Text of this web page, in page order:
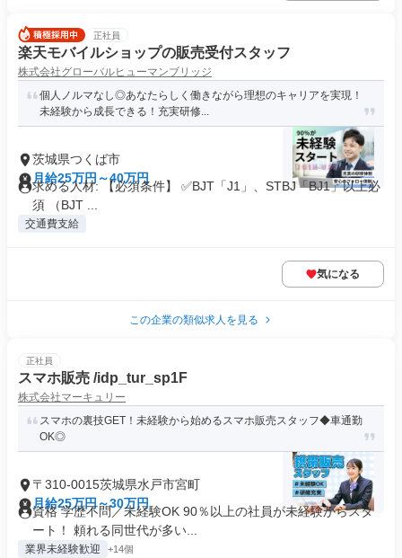
正社員
楽天モバイルショップの販売受付スタッフ
株式会社グローバルヒューマンブリッジ
個人ノルマなし◎あなたらしく働きながら理想のキャリアを実現！
未経験から成長できる！充実研修...
茨城県つくば市
月給25万円～40万円
求める人材: 【必須条件】 ✅BJT「J1」、STBJ「BJ1」以上必
須 （BJT ...
交通費支給
気になる
この企業の類似求人を見る
正社員
スマホ販売 /idp_tur_sp1F
株式会社マーキュリー
スマホの裏技GET！未経験から始めるスマホ販売スタッフ◆車通勤
OK◎
〒310-0015茨城県水戸市宮町
月給25万円～30万円
資格 学歴不問／未経験OK 90％以上の社員が未経験からスタ
ート！ 頼れる同世代が多い...
業界未経験歓迎 +14個